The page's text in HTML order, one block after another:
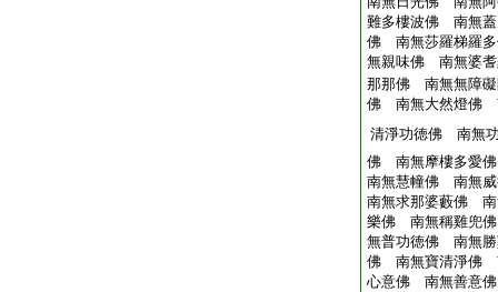
難多樓波佛 南無
佛 南無莎羅梯羅
無親味佛 南無婆
那那佛 南無無障
佛 南無大然燈佛
清淨功徳佛 南無
佛 南無摩樓多愛
南無慧幢佛 南無
南無求那婆藪佛
樂佛 南無稱雞兜
無普功徳佛 南無
佛 南無寶清淨佛
心意佛 南無善意